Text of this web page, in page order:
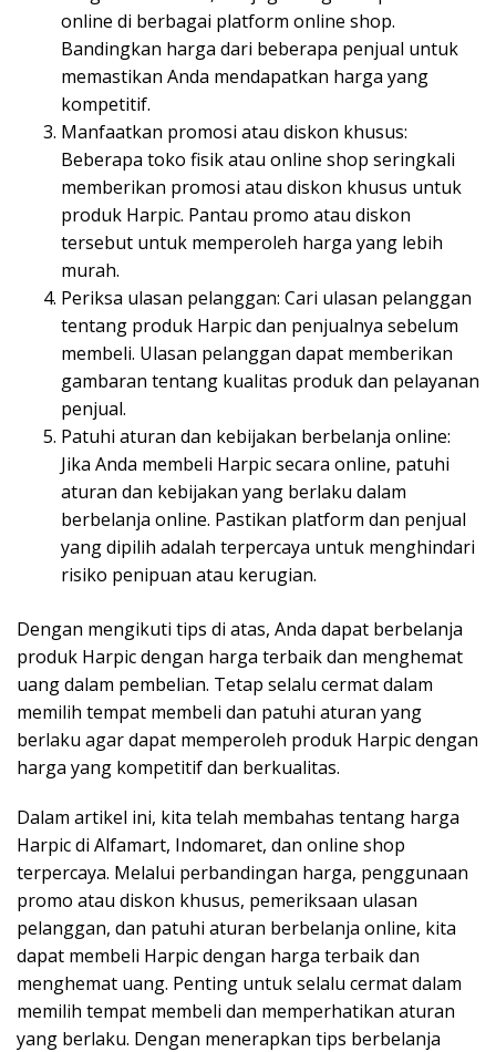
online di berbagai platform online shop.
Bandingkan harga dari beberapa penjual untuk
memastikan Anda mendapatkan harga yang
kompetitif.
Manfaatkan promosi atau diskon khusus:
Beberapa toko fisik atau online shop seringkali
memberikan promosi atau diskon khusus untuk
produk Harpic. Pantau promo atau diskon
tersebut untuk memperoleh harga yang lebih
murah.
Periksa ulasan pelanggan: Cari ulasan pelanggan
tentang produk Harpic dan penjualnya sebelum
membeli. Ulasan pelanggan dapat memberikan
gambaran tentang kualitas produk dan pelayanan
penjual.
Patuhi aturan dan kebijakan berbelanja online:
Jika Anda membeli Harpic secara online, patuhi
aturan dan kebijakan yang berlaku dalam
berbelanja online. Pastikan platform dan penjual
yang dipilih adalah terpercaya untuk menghindari
risiko penipuan atau kerugian.
Dengan mengikuti tips di atas, Anda dapat berbelanja
produk Harpic dengan harga terbaik dan menghemat
uang dalam pembelian. Tetap selalu cermat dalam
memilih tempat membeli dan patuhi aturan yang
berlaku agar dapat memperoleh produk Harpic dengan
harga yang kompetitif dan berkualitas.
Dalam artikel ini, kita telah membahas tentang harga
Harpic di Alfamart, Indomaret, dan online shop
terpercaya. Melalui perbandingan harga, penggunaan
promo atau diskon khusus, pemeriksaan ulasan
pelanggan, dan patuhi aturan berbelanja online, kita
dapat membeli Harpic dengan harga terbaik dan
menghemat uang. Penting untuk selalu cermat dalam
memilih tempat membeli dan memperhatikan aturan
yang berlaku. Dengan menerapkan tips berbelanja